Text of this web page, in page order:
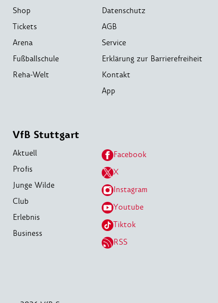
Shop
Tickets
Arena
Fußballschule
Reha-Welt
Datenschutz
AGB
Service
Erklärung zur Barrierefreiheit
Kontakt
App
VfB Stuttgart
Aktuell
Profis
Junge Wilde
Club
Erlebnis
Business
Facebook
X
Instagram
Youtube
Tiktok
RSS